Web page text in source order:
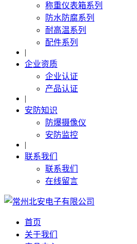
称重仪表箱系列
防水防腐系列
耐高温系列
配件系列
|
企业资质
企业认证
产品认证
|
安防知识
防爆摄像仪
安防监控
|
联系我们
联系我们
在线留言
首页
关于我们